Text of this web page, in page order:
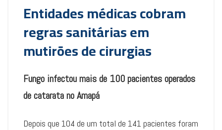
Entidades médicas cobram
regras sanitárias em
mutirões de cirurgias
Fungo infectou mais de 100 pacientes operados
de catarata no Amapá
Depois que 104 de um total de 141 pacientes foram